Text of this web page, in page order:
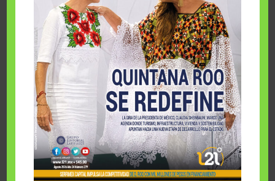
Fairmont Mayakoba y Make-A-Wish México unieron
esfuerzos para hacer realidad el deseo de una …